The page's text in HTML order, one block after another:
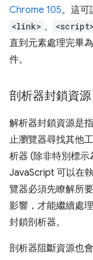
Chrome 105。這可
<link> 、
直到元素處理完畢
件。
剖析器封鎖資源
解析器封鎖資源是
止瀏覽器尋找其他
析器 (除非特別標示
JavaScript 可以在
覽器必須先瞭解所
影響，才能繼續處
封鎖剖析器。
剖析器阻斷資源也